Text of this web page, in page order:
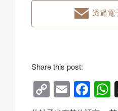
透過電
Share this post:
C
o
E
m
F
a